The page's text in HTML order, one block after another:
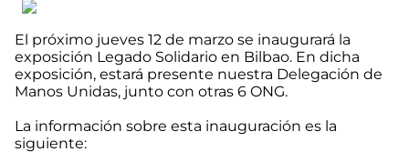
El próximo jueves 12 de marzo se inaugurará la
exposición Legado Solidario en Bilbao. En dicha
exposición, estará presente nuestra Delegación de
Manos Unidas, junto con otras 6 ONG.
La información sobre esta inauguración es la
siguiente: